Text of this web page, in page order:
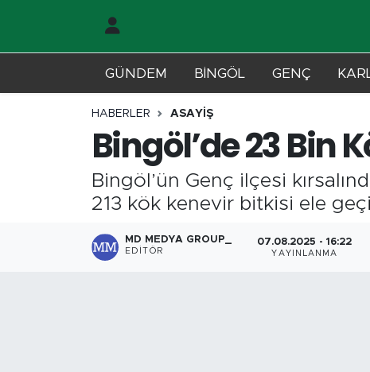
GÜNDEM BİNGÖL GENÇ
HABERLER ASAYİŞ
Bingöl’de 23 Bin
Bingöl’ün Genç ilçesi
213 kök kenevir bitkisi ele
MD MEDYA GROUP_
EDITÖR
07.08.2025 - 16:22
YAYINLANMA
Karlıova
Yayladere-Yedisu
Merkez Trafik Yoğunluk Haritası
Süper Lig Puan Durumu ve Fikstür
Son Dakika Haberleri